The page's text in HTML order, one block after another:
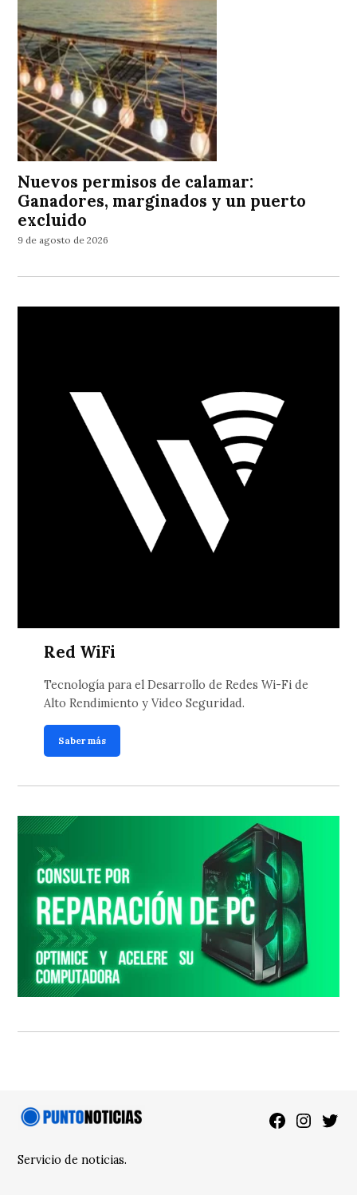
Nuevos permisos de calamar:
Ganadores, marginados y un puerto
excluido
9 de agosto de 2026
Red WiFi
Tecnología para el Desarrollo de Redes Wi-Fi de
Alto Rendimiento y Video Seguridad.
Saber más
Facebook
Servicio de noticias.